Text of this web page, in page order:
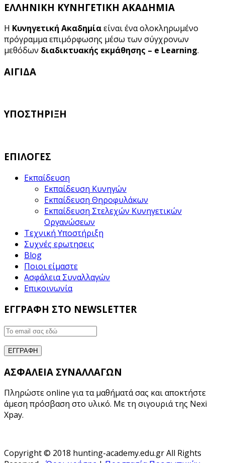
ΕΛΛΗΝΙΚΗ ΚΥΝΗΓΕΤΙΚΗ ΑΚΑΔΗΜΙΑ
Η Κυνηγετική Ακαδημίαείναι ένα ολοκληρωμένο
πρόγραμμα επιμόρφωσης μέσω των σύγχρονων
μεθόδων διαδικτυακής εκμάθησης – e Learning.
ΑΙΓΙΔΑ
ΥΠΟΣΤΗΡΙΞΗ
ΕΠΙΛΟΓΕΣ
Εκπαίδευση
Εκπαίδευση Κυνηγών
Εκπαίδευση Θηροφυλάκων
Εκπαίδευση Στελεχών Κυνηγετικών
Οργανώσεων
Τεχνική Υποστήριξη
Συχνές ερωτησεις
Blog
Ποιοι είμαστε
Ασφάλεια Συναλλαγών
Επικοινωνία
ΕΓΓΡΑΦΗ ΣΤΟ NEWSLETTER
ΑΣΦΑΛΕΙΑ ΣΥΝΑΛΛΑΓΩΝ
Πληρώστε online για τα μαθήματά σας και αποκτήστε
άμεση πρόσβαση στο υλικό. Με τη σιγουριά της Nexi
Xpay.
Copyright © 2018 hunting-academy.edu.gr All Rights